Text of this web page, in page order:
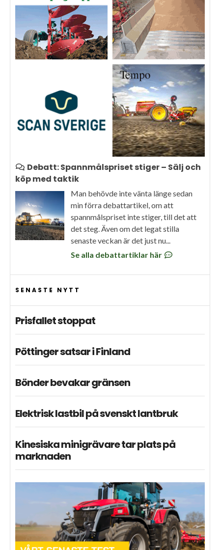
Debatt: Spannmålspriset stiger – Sälj och
köp med taktik
Man behövde inte vänta länge sedan
min förra debattartikel, om att
spannmålspriset inte stiger, till det att
det steg. Även om det legat stilla
senaste veckan är det just nu...
Se alla debattartiklar här
SENASTE NYTT
Prisfallet stoppat
Pöttinger satsar i Finland
Bönder bevakar gränsen
Elektrisk lastbil på svenskt lantbruk
Kinesiska minigrävare tar plats på
marknaden